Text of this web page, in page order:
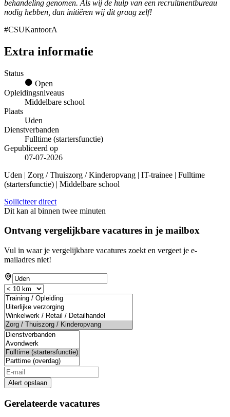
behandeling genomen. Als wij de hulp van een recruitmentbureau
nodig hebben, dan initiëren wij dit graag zelf!
#CSUKantoorA
Extra informatie
Status
Open
Opleidingsniveaus
Middelbare school
Plaats
Uden
Dienstverbanden
Fulltime (startersfunctie)
Gepubliceerd op
07-07-2026
Uden | Zorg / Thuiszorg / Kinderopvang | IT-trainee | Fulltime
(startersfunctie) | Middelbare school
Solliciteer direct
Dit kan al binnen twee minuten
Ontvang vergelijkbare vacatures in je mailbox
Vul in waar je vergelijkbare vacatures zoekt en vergeet je e-
mailadres niet!
Alert opslaan
Gerelateerde vacatures